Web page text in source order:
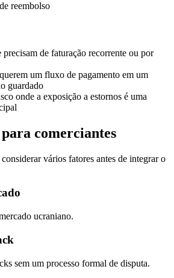
reembolso
precisam de faturação recorrente ou por
um fluxo de pagamento em um
guardado
onde a exposição a estornos é uma
comerciantes
vários fatores antes de integrar o
ucraniano.
sem um processo formal de disputa.